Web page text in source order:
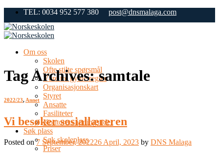
Skip
content
TEL: 0034 952 577 380 post@dnsmalaga.com
Om oss
Skolen
Ofte stilte spørsmål
Våre tre gylne regler
Organisasjonskart
Styret
Ansatte
Fasiliteter
Kontorets åpningstider
Søk plass
Søk skoleplass
Priser
Tag Archives:samtale
2022/23,Annet
Vi besøker sosiallæreren
Posted on7 September, 202226 April, 2023 by DNS Malaga